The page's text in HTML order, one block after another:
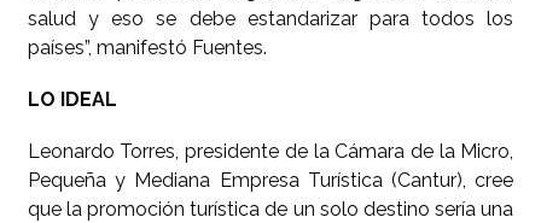
salud y eso se debe estandarizar para todos los
países”, manifestó Fuentes.
LO IDEAL
Leonardo Torres, presidente de la Cámara de la Micro,
Pequeña y Mediana Empresa Turística (Cantur), cree
que la promoción turística de un solo destino sería una